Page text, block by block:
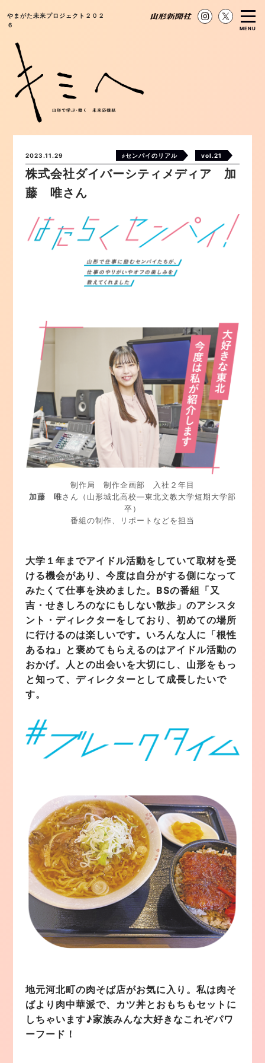
やまがた未来プロジェクト２０２
６
MENU
2023.11.29 ♯センパイのリアル vol.21
株式会社ダイバーシティメディア 加
藤 唯さん
制作局 制作企画部 入社２年目
加藤 唯さん
（山形城北高校―東北文教大学短期大学部
卒）
番組の制作、リポートなどを担当
大学１年までアイドル活動をしていて取材を受
ける機会があり、今度は自分がする側になって
みたくて仕事を決めました。BSの番組「又
吉・せきしろのなにもしない散歩」のアシスタ
ント・ディレクターをしており、初めての場所
に行けるのは楽しいです。いろんな人に「根性
あるね」と褒めてもらえるのはアイドル活動の
おかげ。人との出会いを大切にし、山形をもっ
と知って、ディレクターとして成長したいで
す。
地元河北町の肉そば店がお気に入り。私は肉そ
ばより肉中華派で、カツ丼とおもちもセットに
しちゃいます♪家族みんな大好きなこれぞパワ
ーフード！